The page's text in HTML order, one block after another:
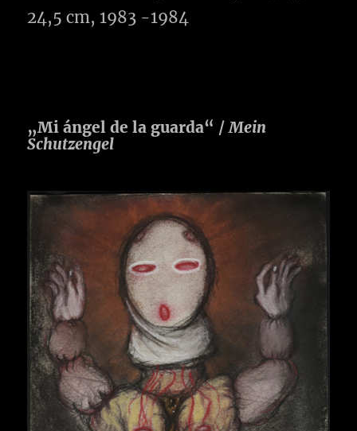
24,5 cm, 1983 -1984
„Mi ángel de la guarda“ /Mein
Schutzengel